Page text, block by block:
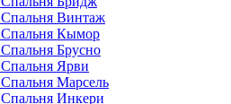
Спальня Винтаж
Спальня Кымор
Спальня Брусно
Спальня Ярви
Спальня Марсель
Спальня Инкери